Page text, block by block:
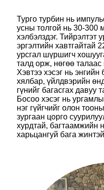
Турго турбин нь
усны толгой нь 30-300
хэлбэлздэг. Тийрэлтэт
эргэлтийн хавтгайтай
урсгал шүршигч
талд орж, нөгөө талаас
Хэвтээ хэсэг нь энгийн
хялбар, үйлдвэрийн
гүнийг багасгах давуу
Босоо хэсэг нь
нэг гүйгчийг олон
зургаан цорго
хурдтай, багтаамжийн
харьцангуй бага